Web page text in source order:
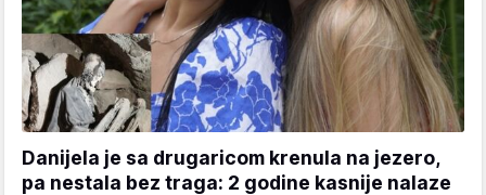
Danijela je sa drugaricom krenula na jezero,
pa nestala bez traga: 2 godine kasnije nalaze